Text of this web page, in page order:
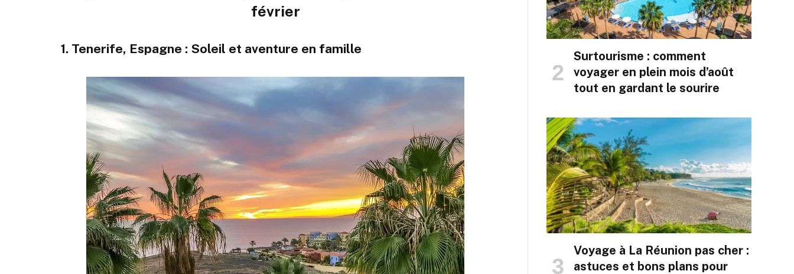
février
1. Tenerife, Espagne : Soleil et aventure en famille
Surtourisme : comment
voyager en plein mois d’août
tout en gardant le sourire
Voyage à La Réunion pas cher :
astuces et bons plans pour